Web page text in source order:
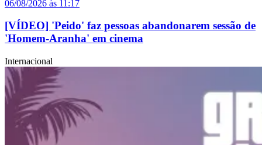
06/08/2026 às 11:17
[VÍDEO] 'Peido' faz pessoas abandonarem sessão de
'Homem-Aranha' em cinema
Internacional